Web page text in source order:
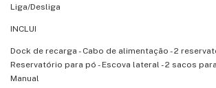
Liga/Desliga
INCLUI
Dock de recarga - Cabo de alimentação - 2
Reservatório para pó - Escova lateral - 2 sacos
Manual